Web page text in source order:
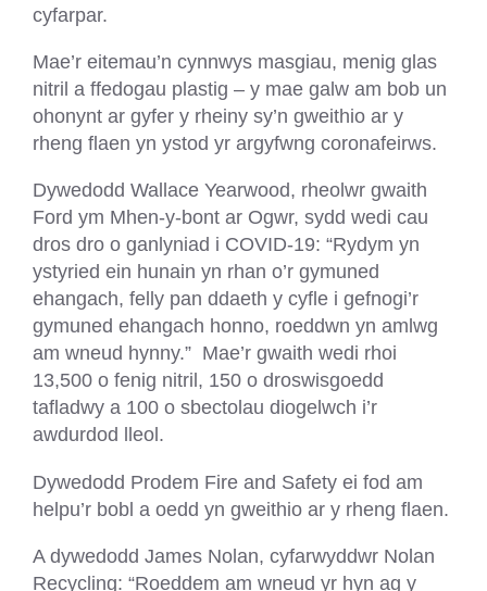
cyfarpar.
Mae’r eitemau’n cynnwys masgiau, menig glas
nitril a ffedogau plastig – y mae galw am bob un
ohonynt ar gyfer y rheiny sy’n gweithio ar y
rheng flaen yn ystod yr argyfwng coronafeirws.
Dywedodd Wallace Yearwood, rheolwr gwaith
Ford ym Mhen-y-bont ar Ogwr, sydd wedi cau
dros dro o ganlyniad i COVID-19: “Rydym yn
ystyried ein hunain yn rhan o’r gymuned
ehangach, felly pan ddaeth y cyfle i gefnogi’r
gymuned ehangach honno, roeddwn yn amlwg
am wneud hynny.” Mae’r gwaith wedi rhoi
13,500 o fenig nitril, 150 o droswisgoedd
tafladwy a 100 o sbectolau diogelwch i’r
awdurdod lleol.
Dywedodd Prodem Fire and Safety ei fod am
helpu’r bobl a oedd yn gweithio ar y rheng flaen.
A dywedodd James Nolan, cyfarwyddwr Nolan
Recycling: “Roeddem am wneud yr hyn ag y